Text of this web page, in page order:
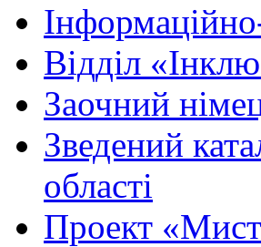
Вiддiл
Заочний
Зведений
області
Проект